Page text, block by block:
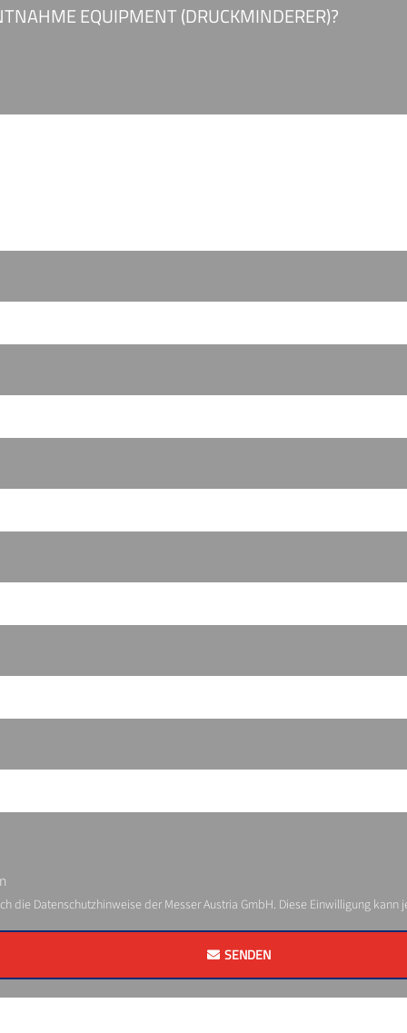
EQUIPMENT (DRUCKMINDERER)?
die Datenschutzhinweise der Messer Austria GmbH. Diese Einwilligung
SENDEN